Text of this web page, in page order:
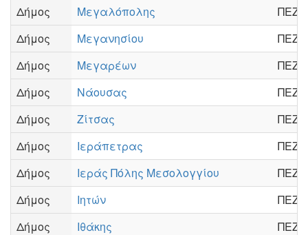
Δήμος
Μεγαλόπολης
ΠΕΖΗ
Δήμος
Μεγανησίου
ΠΕΖΗ
Δήμος
Μεγαρέων
ΠΕΖΗ
Δήμος
Νάουσας
ΠΕΖΗ
Δήμος
Ζίτσας
ΠΕΖΗ
Δήμος
Ιεράπετρας
ΠΕΖΗ
Δήμος
Ιεράς Πόλης Μεσολογγίου
ΠΕΖΗ
Δήμος
Ιητών
ΠΕΖΗ
Δήμος
Ιθάκης
ΠΕΖΗ